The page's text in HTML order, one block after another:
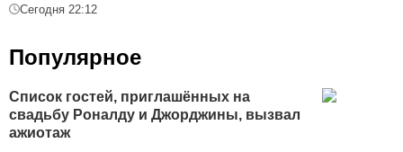
Сегодня 22:12
Популярное
Список гостей, приглашённых на
свадьбу Роналду и Джорджины, вызвал
ажиотаж